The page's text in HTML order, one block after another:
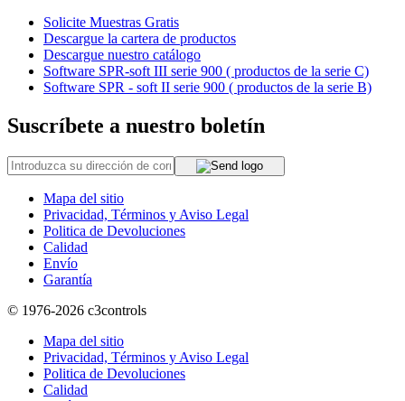
Solicite Muestras Gratis
Descargue la cartera de productos
Descargue nuestro catálogo
Software SPR-soft III serie 900 ( productos de la serie C)
Software SPR - soft II serie 900 ( productos de la serie B)
Suscríbete a nuestro boletín
Mapa del sitio
Privacidad, Términos y Aviso Legal
Politica de Devoluciones
Calidad
Envío
Garantía
© 1976-2026 c3controls
Mapa del sitio
Privacidad, Términos y Aviso Legal
Politica de Devoluciones
Calidad